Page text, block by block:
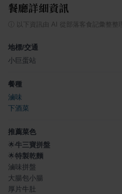
餐廳詳細資訊
以下資訊由 AI 從部落客食記彙整整理
地標/交通
小巨蛋站
餐種
滷味
下酒菜
推薦菜色
🌟牛三寶拼盤
🌟特製乾麵
滷味拼盤
大腸包小腸
厚片牛肚